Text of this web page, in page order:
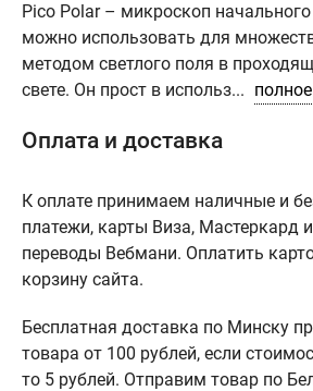
Pico Polar – микроскоп
можно использовать для
методом светлого поля в
свете. Он прост в использ...
Оплата и доставка
К оплате принимаем наличные и
платежи, карты Виза, Мастеркард
переводы Вебмани. Оплатить
корзину сайта.
Бесплатная доставка по Минску
товара от 100 рублей, если
то 5 рублей. Отправим товар по